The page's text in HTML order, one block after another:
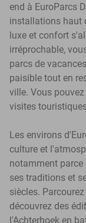
end à EuroParcs
installations haut
luxe et confort
irréprochable,
parcs de
paisible tout en
ville. Vous
visites
Les environs
culture et
notamment parce
ses traditions et
siècles.
découvrez des
l'Achterhoek en